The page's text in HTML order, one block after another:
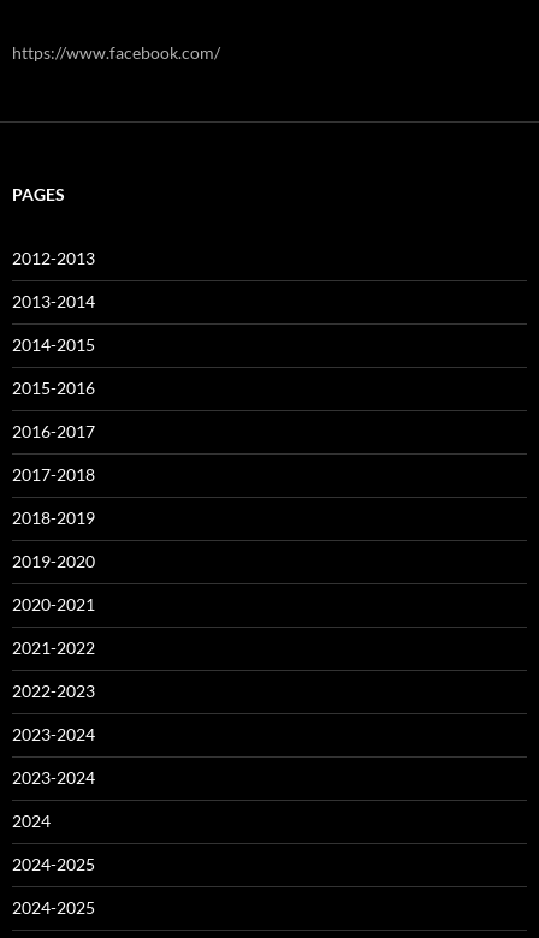
https://www.facebook.com/
PAGES
2012-2013
2013-2014
2014-2015
2015-2016
2016-2017
2017-2018
2018-2019
2019-2020
2020-2021
2021-2022
2022-2023
2023-2024
2023-2024
2024
2024-2025
2024-2025